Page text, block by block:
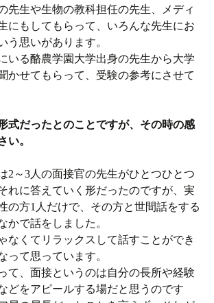
先生や生物の教科担任の先生、メディ
にもしてもらって、いろんな先生にお
う思いがあります。
いる酪農学園大学出身の先生から大学
かせてもらって、受験の参考にさせて
式だったとのことですが、その時の感
い。
2～3人の面接官の先生がひとつひとつ
れに答えていく形だったのですが、実
の方1人だけで、その方と世間話をする
かで話をしました。
なくてリラックスして話すことができ
って思っています。
て、面接というのは自分の長所や経験
どをアピールする場だと思うのです